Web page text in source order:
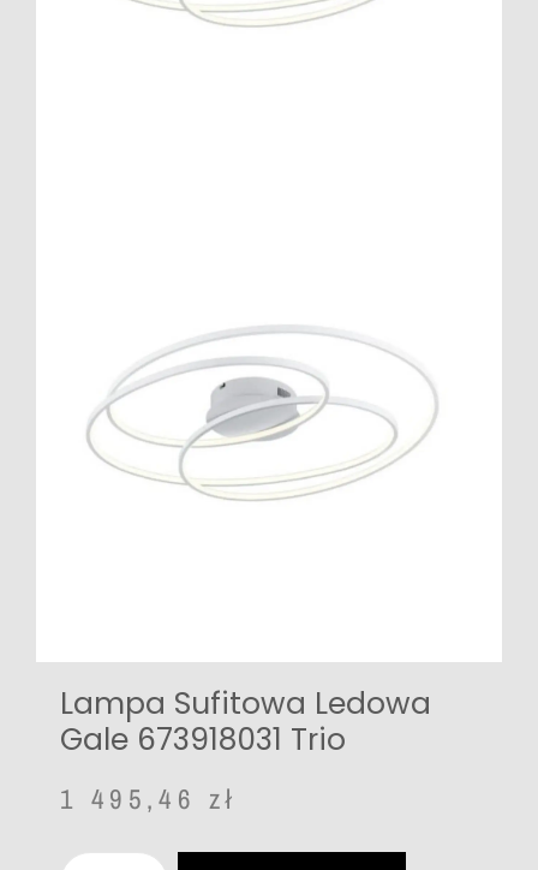
Lampa Sufitowa Ledowa
Gale 673918031 Trio
1 495,46 zł